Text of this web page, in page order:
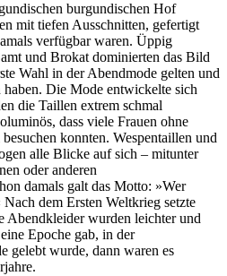
burgundischen Hof
mit tiefen Ausschnitten, gefertigt
verfügbar waren. Üppig
und Brokat dominierten das Bild
Wahl in der Abendmode gelten und
Die Mode entwickelte sich
die Taillen extrem schmal
dass viele Frauen ohne
konnten. Wespentaillen und
alle Blicke auf sich – mitunter
oder anderen
damals galt das Motto: »Wer
dem Ersten Weltkrieg setzte
Abendkleider wurden leichter und
Epoche gab, in der
gelebt wurde, dann waren es